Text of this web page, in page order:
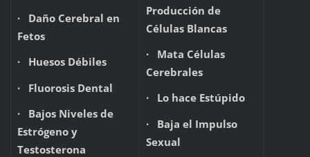
· Daño Cerebral en
Fetos
· Huesos Débiles
· Fluorosis Dental
· Bajos Niveles de
Estrógeno y
Testosterona
Producción de
Células Blancas
· Mata Células
Cerebrales
· Lo hace Estúpido
· Baja el Impulso
Sexual